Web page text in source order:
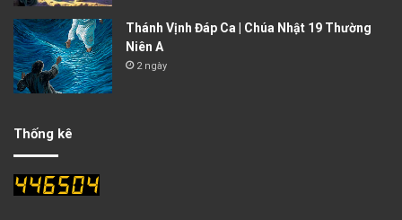
Thánh Vịnh Đáp Ca | Chúa Nhật 19 Thường
Niên A
2 ngày
Thống kê